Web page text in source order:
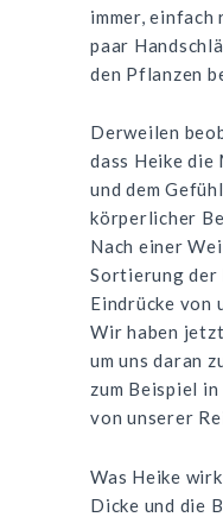
immer, einfach
paar
den Pflanzen
Derweilen
dass Heike
und dem
körperlicher
Nach einer
Sortierung der
Eindrücke von
Wir haben
um uns daran
zum Beispiel
von unserer
Was Heike
Dicke und die